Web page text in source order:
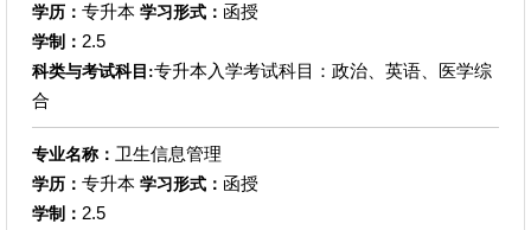
学历： 专升本 学习形式： 函授
学制： 2.5
科类与考试科目:专升本入学考试科目：政治、英语、医学综
合
专业名称： 卫生信息管理
学历： 专升本 学习形式： 函授
学制： 2.5